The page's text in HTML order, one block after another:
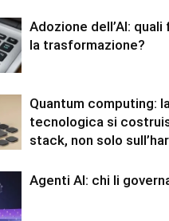
Adozione dell’AI:
la trasformazione?
Quantum computing:
tecnologica si
stack, non solo
Agenti AI: chi li